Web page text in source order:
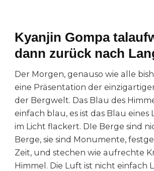
Kyanjin Gompa
dann zurück nach
Der Morgen, genauso wie alle
eine Präsentation der
der Bergwelt. Das Blau des
einfach blau, es ist das Blau eines
im Licht flackert. DIe Berge sind
Berge, sie sind Monumente,
Zeit, und stechen wie aufrechte
Himmel. Die Luft ist nicht einfach